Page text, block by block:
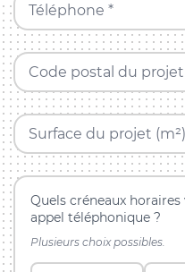
Téléphone *
Code postal du projet
Surface du projet
Quels créneaux
appel téléphonique ?
Plusieurs choix possibles.